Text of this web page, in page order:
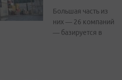
Большая часть из
них — 26 компаний
— базируется в